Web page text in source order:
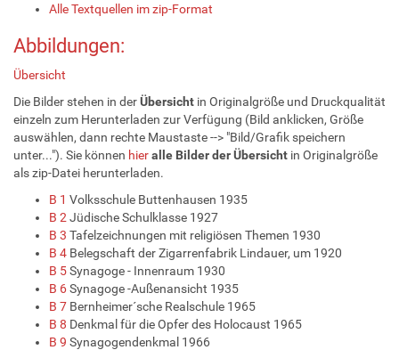
Alle Textquellen im zip-Format
Abbildungen:
Übersicht
Die Bilder stehen in derÜbersicht in Originalgröße und Druckqualität
einzeln zum Herunterladen zur Verfügung (Bild anklicken, Größe
auswählen, dann rechte Maustaste --> "Bild/Grafik speichern
unter..."). Sie können hieralle BilderderÜbersicht in Originalgröße
als zip-Datei herunterladen.
B 1 Volksschule Buttenhausen 1935
B 2 Jüdische Schulklasse 1927
B 3 Tafelzeichnungen mit religiösen Themen 1930
B 4 Belegschaft der Zigarrenfabrik Lindauer, um 1920
B 5Synagoge - Innenraum 1930
B 6Synagoge -Außenansicht 1935
B 7 Bernheimer´sche Realschule 1965
B 8 Denkmal für die Opfer des Holocaust 1965
B 9 Synagogendenkmal 1966